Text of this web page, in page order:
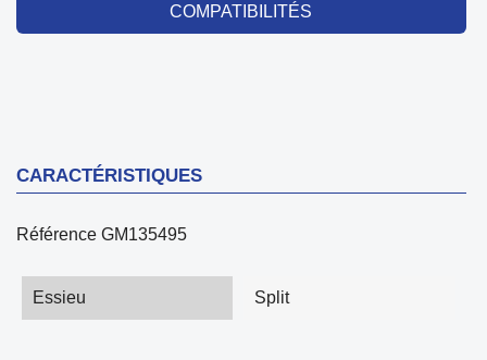
COMPATIBILITÉS
CARACTÉRISTIQUES
Référence GM135495
Essieu Split